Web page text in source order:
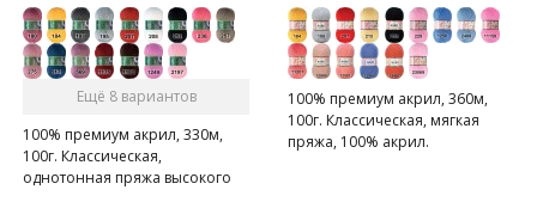
Ещё 8 вариантов
100% премиум акрил, 330м,
100г. Классическая,
однотонная пряжа высокого
100% премиум акрил, 360м,
100г. Классическая, мягкая
пряжа, 100% акрил.